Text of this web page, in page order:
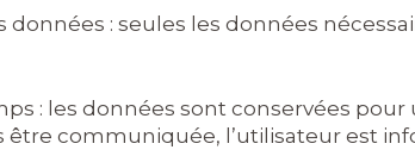
: seules les données
: les données sont conservées
communiquée, l’utilisateur est